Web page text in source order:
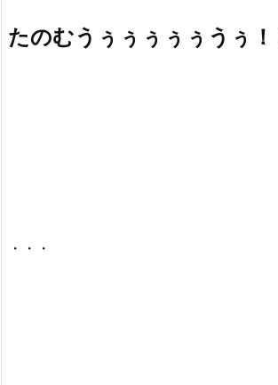
たのむうぅぅぅぅぅうぅ！
・・・